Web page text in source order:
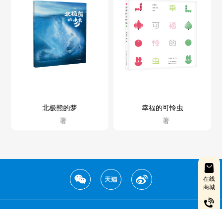
在线
商城
北极熊的梦
著
幸福的可怜虫
著